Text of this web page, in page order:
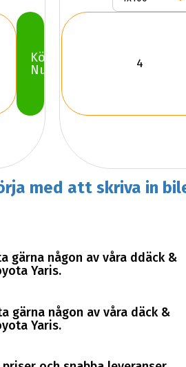
Köp
Nu
med att skriva in
gärna någon av våra ddäck &
Yaris.
gärna någon av våra däck &
Yaris.